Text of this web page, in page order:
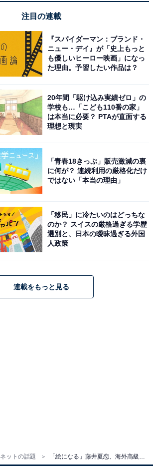
ネットの話題
注目の連載
『スパイダーマン：ブランド・
ニュー・デイ』が「史上もっと
も優しいヒーロー映画」になっ
た理由。予習したい作品は？
20年間「駆け込み実績ゼロ」の
学校も…「こども110番の家」
は本当に必要？ PTAが直面する
理想と現実
「青春18きっぷ」販売激減の裏
に何が？ 連続利用の厳格化だけ
ではない「本当の理由」
「移民」に冷たいのはどっちな
のか？ スイスの厳格過ぎる学歴
選別と、日本の曖昧過ぎる外国
人政策
連載をもっと見る